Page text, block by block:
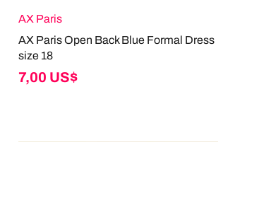
AX Paris
AX Paris Open Back Blue Formal Dress
size 18
Giá
7,00 US$